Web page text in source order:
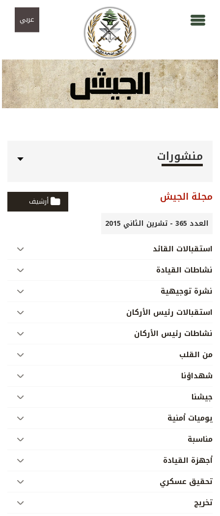
عربي
منشورات
مجلة الجيش
أرشيف
العدد 365 - تشرين الثاني 2015
استقبالات القائد
نشاطات القيادة
نشرة توجيهية
استقبالات رئيس الأركان
نشاطات رئيس الأركان
من القلب
شهداؤنا
جيشنا
يوميات أمنية
مناسبة
أجهزة القيادة
تحقيق عسكري
تخريج